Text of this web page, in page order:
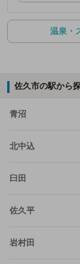
温泉・
佐久市の駅から
青沼
北中込
臼田
佐久平
岩村田